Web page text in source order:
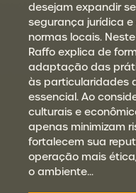
desejam expandir
segurança jurídica
normas locais.
Raffo explica de
adaptação das
às particularidades
essencial. Ao
culturais e
apenas minimizam
fortalecem sua
operação mais
o ambiente…